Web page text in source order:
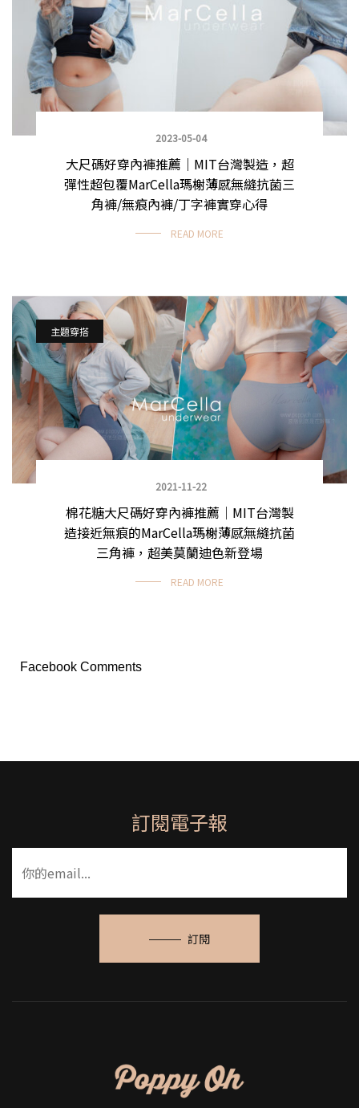
2023-05-04
大尺碼好穿內褲推薦｜MIT台灣製造，超
彈性超包覆MarCella瑪榭薄感無縫抗菌三
角褲/無痕內褲/丁字褲實穿心得
READ MORE
主題穿搭
2021-11-22
棉花糖大尺碼好穿內褲推薦｜MIT台灣製
造接近無痕的MarCella瑪榭薄感無縫抗菌
三角褲，超美莫蘭迪色新登場
READ MORE
Facebook Comments
訂閱電子報
訂閱